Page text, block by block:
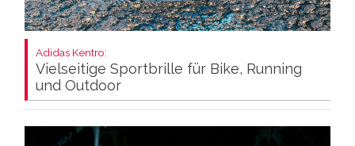
Adidas Kentro:
Vielseitige Sportbrille für Bike, Running
und Outdoor